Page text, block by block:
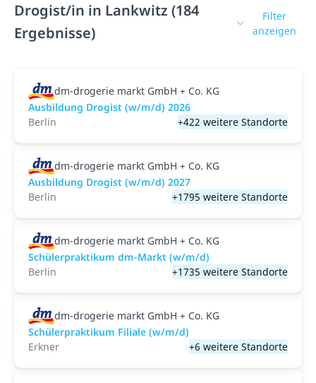
Drogist/in in Lankwitz (184
Ergebnisse)
Filter
anzeigen
dm-drogerie markt GmbH + Co. KG
Ausbildung Drogist (w/m/d) 2026
Berlin
+422 weitere Standorte
dm-drogerie markt GmbH + Co. KG
Ausbildung Drogist (w/m/d) 2027
Berlin
+1795 weitere Standorte
dm-drogerie markt GmbH + Co. KG
Schülerpraktikum dm-Markt (w/m/d)
Berlin
+1735 weitere Standorte
dm-drogerie markt GmbH + Co. KG
Schülerpraktikum Filiale (w/m/d)
Erkner
+6 weitere Standorte